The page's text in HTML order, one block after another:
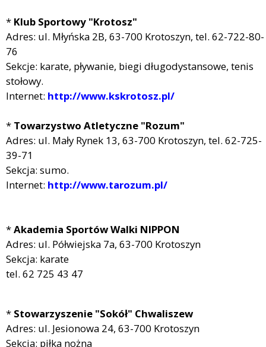
* Klub Sportowy "Krotosz"
Adres: ul. Młyńska 2B, 63-700 Krotoszyn, tel. 62-722-80-
76
Sekcje: karate, pływanie, biegi długodystansowe, tenis
stołowy.
Internet: http://www.kskrotosz.pl/
* Towarzystwo Atletyczne "Rozum"
Adres: ul. Mały Rynek 13, 63-700 Krotoszyn, tel. 62-725-
39-71
Sekcja: sumo.
Internet: http://www.tarozum.pl/
*Akademia Sportów Walki NIPPON
Adres: ul. Półwiejska 7a, 63-700 Krotoszyn
Sekcja: karate
tel. 62 725 43 47
* Stowarzyszenie "Sokół" Chwaliszew
Adres: ul. Jesionowa 24, 63-700 Krotoszyn
Sekcja: piłka nożna